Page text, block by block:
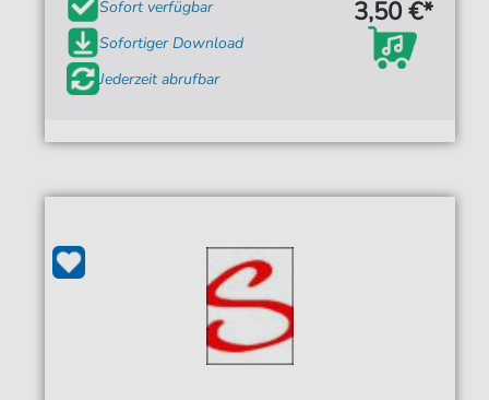
Sofort verfügbar
Sofortiger Download
Jederzeit abrufbar
3,50 €*